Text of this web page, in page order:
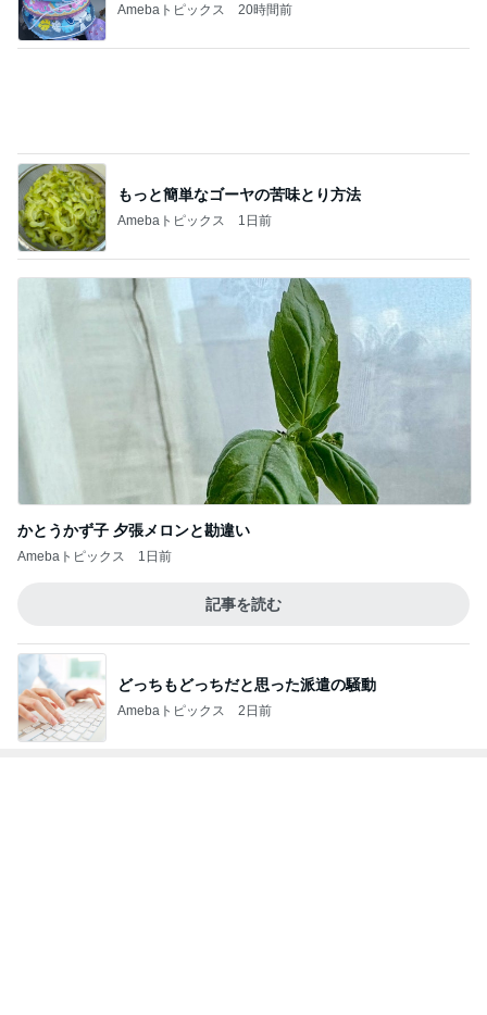
Amebaトピックス 20時間前
もっと簡単なゴーヤの苦味とり方法
Amebaトピックス 1日前
かとうかず子 夕張メロンと勘違い
Amebaトピックス 1日前
記事を読む
どっちもどっちだと思った派遣の騒動
Amebaトピックス 2日前